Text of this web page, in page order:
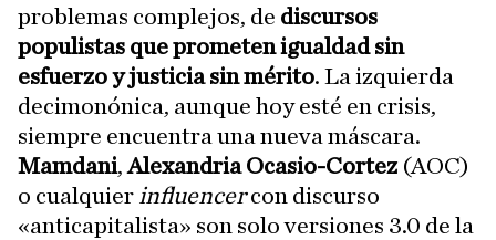
problemas complejos, de discursos
populistas que prometen igualdad sin
esfuerzo y justicia sin mérito. La izquierda
decimonónica, aunque hoy esté en crisis,
siempre encuentra una nueva máscara.
Mamdani,Alexandria Ocasio-Cortez(AOC)
o cualquier influencercon discurso
«anticapitalista» son solo versiones 3.0 de la